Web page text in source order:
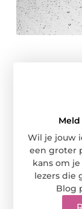
Wil je jouw
een groter
kans om
lezers die
Blog